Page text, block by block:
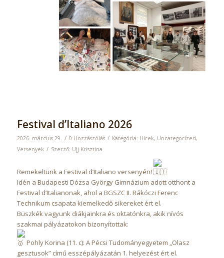
Festival d’Italiano 2026
2026. március 29. / 0 Hozzászólás / Kategória: Hírek, Uncategorized,
Versenyek / Szerző: Ujj Krisztina
Remekeltünk a Festival d’Italiano versenyén!
Idén a Budapesti Dózsa György Gimnázium adott otthont a
Festival d’Italianonak, ahol a BGSZC II. Rákóczi Ferenc
Technikum csapata kiemelkedő sikereket ért el.
Büszkék vagyunk diákjainkra és oktatónkra, akik nívós
szakmai pályázatokon bizonyítottak:
Pohly Korina (11. c): A Pécsi Tudományegyetem „Olasz
gesztusok” című esszépályázatán 1. helyezést ért el.